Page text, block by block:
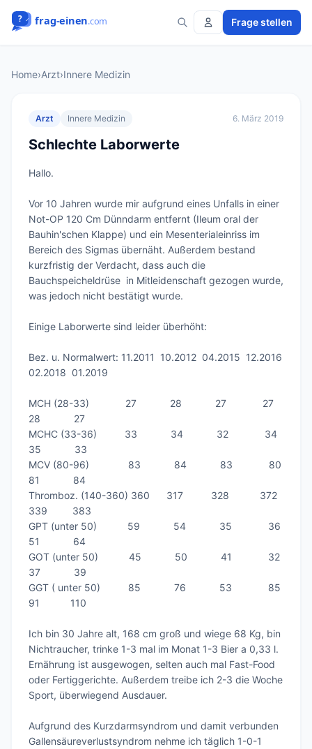
Frage stellen
Home›Arzt›Innere Medizin
Arzt Innere Medizin 6. März 2019
Schlechte Laborwerte
Hallo.
Vor 10 Jahren wurde mir aufgrund eines Unfalls in einer
Not-OP 120 Cm Dünndarm entfernt (Ileum oral der
Bauhin'schen Klappe) und ein Mesenterialeinriss im
Bereich des Sigmas übernäht. Außerdem bestand
kurzfristig der Verdacht, dass auch die
Bauchspeicheldrüse  in Mitleidenschaft gezogen wurde,
was jedoch nicht bestätigt wurde.
Einige Laborwerte sind leider überhöht:
Bez. u. Normalwert: 11.2011  10.2012  04.2015  12.2016
02.2018  01.2019
MCH (28-33)             27            28            27             27
28            27
MCHC (33-36)          33            34            32             34
35            33
MCV (80-96)              83            84            83             80
81            84
Thromboz. (140-360) 360      317          328           372
339         383
GPT (unter 50)           59            54            35             36
51            64
GOT (unter 50)           45            50            41             32
37            39
GGT ( unter 50)          85            76            53             85
91           110
Ich bin 30 Jahre alt, 168 cm groß und wiege 68 Kg, bin
Nichtraucher, trinke 1-3 mal im Monat 1-3 Bier a 0,33 l.
Ernährung ist ausgewogen, selten auch mal Fast-Food
oder Fertiggerichte. Außerdem treibe ich 2-3 die Woche
Sport, überwiegend Ausdauer.
Aufgrund des Kurzdarmsyndrom und damit verbunden
Gallensäureverlustsyndrom nehme ich täglich 1-0-1